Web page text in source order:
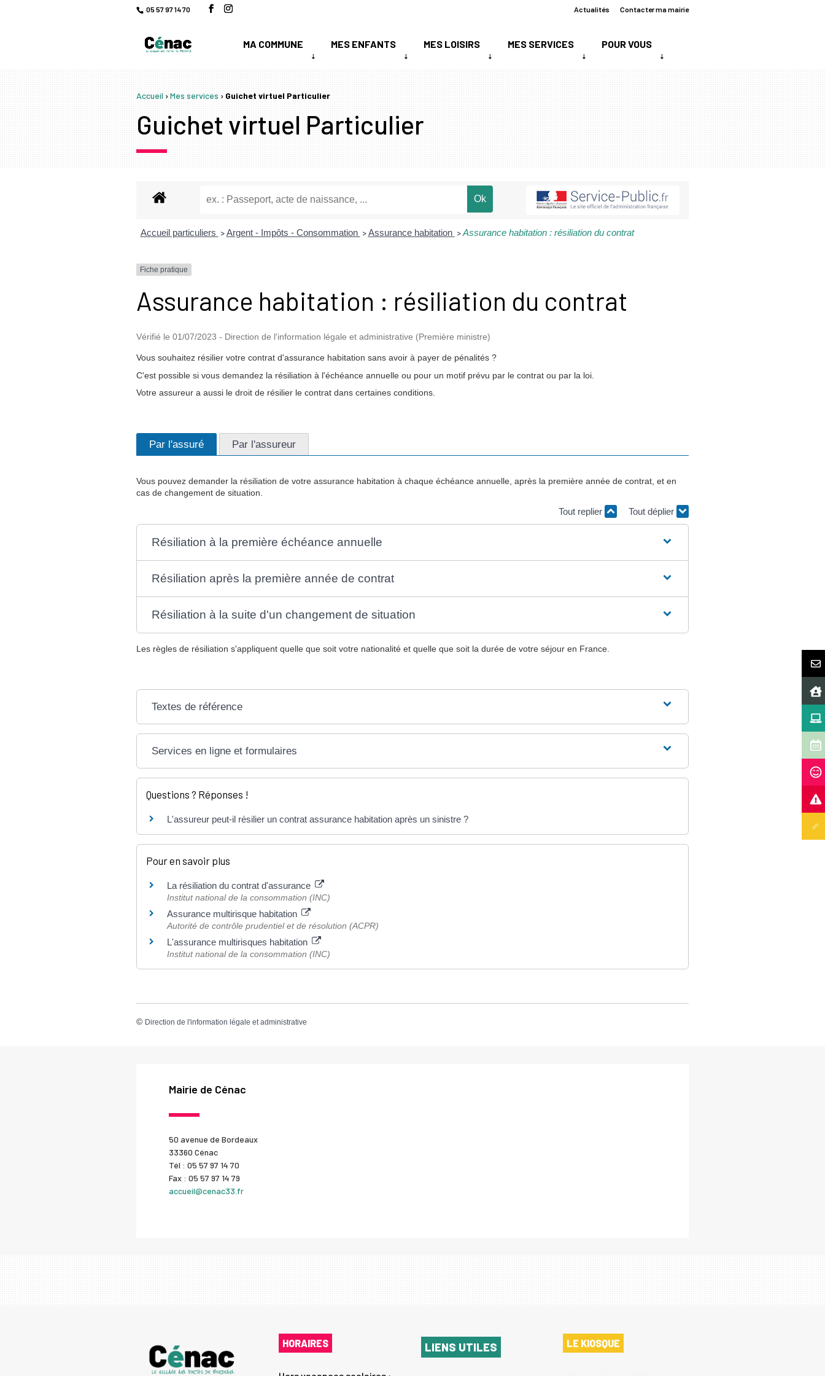
05 57 97 14 70 Actualités Contacter ma mairie
MA COMMUNE MES ENFANTS MES LOISIRS MES SERVICES POUR VOUS
Accueil›Mes services›Guichet virtuel Particulier
Guichet virtuel Particulier
Accueil particuliers > Argent - Impôts - Consommation > Assurance habitation > Assurance habitation : résiliation du contrat
Fiche pratique
Assurance habitation : résiliation du contrat
Vérifié le 01/07/2023 - Direction de l'information légale et administrative (Première ministre)
Vous souhaitez résilier votre contrat d'assurance habitation sans avoir à payer de pénalités ?
C'est possible si vous demandez la résiliation à l'échéance annuelle ou pour un motif prévu par le contrat ou par la loi.
Votre assureur a aussi le droit de résilier le contrat dans certaines conditions.
Par l'assuré Par l'assureur
Vous pouvez demander la résiliation de votre assurance habitation à chaque échéance annuelle, après la première année de contrat, et en
cas de changement de situation.
Tout replier Tout déplier
Résiliation à la première échéance annuelle
Résiliation après la première année de contrat
Résiliation à la suite d'un changement de situation
Les règles de résiliation s'appliquent quelle que soit votre nationalité et quelle que soit la durée de votre séjour en France.
Textes de référence
Services en ligne et formulaires
Questions ? Réponses !
L'assureur peut-il résilier un contrat assurance habitation après un sinistre ?
Pour en savoir plus
La résiliation du contrat d'assurance
Institut national de la consommation (INC)
Assurance multirisque habitation
Autorité de contrôle prudentiel et de résolution (ACPR)
L'assurance multirisques habitation
Institut national de la consommation (INC)
© Direction de l'information légale et administrative
Mairie de Cénac
50 avenue de Bordeaux
33360 Cénac
Tél : 05 57 97 14 70
Fax : 05 57 97 14 79
accueil@cenac33.fr
HORAIRES LIENS UTILES LE KIOSQUE